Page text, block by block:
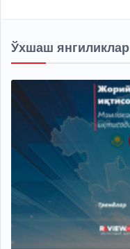
Ўхшаш янгиликлар